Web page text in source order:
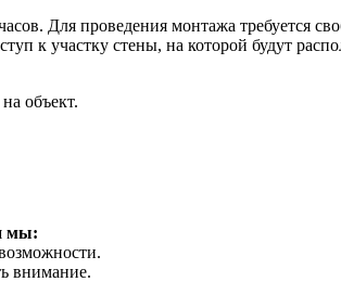
Для проведения монтажа требуется
к участку стены, на которой будут
объект.
мы:
внимание.